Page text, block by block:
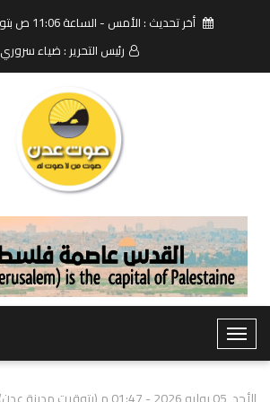
أخر تحديث : الأمس - الساعة 11:06 ص بتوقيت مدينة عدن
رئيس التحرير : ضياء سروري
T
o